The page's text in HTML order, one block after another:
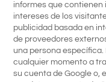
informes que contienen
intereses de los
publicidad basada en
de proveedores
una persona
cualquier momento a
su cuenta de Google o,